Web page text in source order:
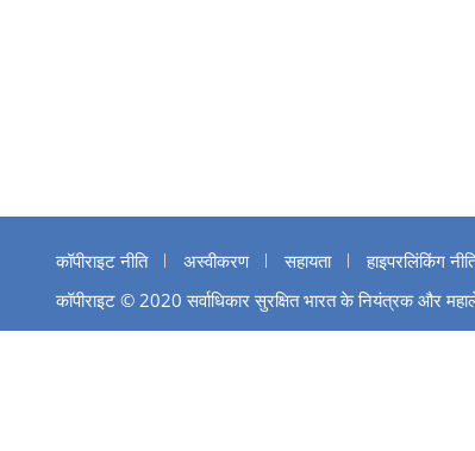
कॉपीराइट नीति अस्वीकरण सहायता हाइपरलिंकिंग
कॉपीराइट © 2020 सर्वाधिकार सुरक्षित भारत के नियंत्रक और